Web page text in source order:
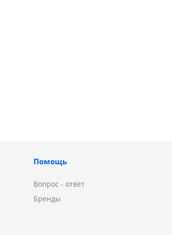
Помощь
Вопрос - ответ
Бренды